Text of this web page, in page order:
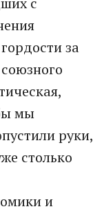
за
мы
руки,
столько
и